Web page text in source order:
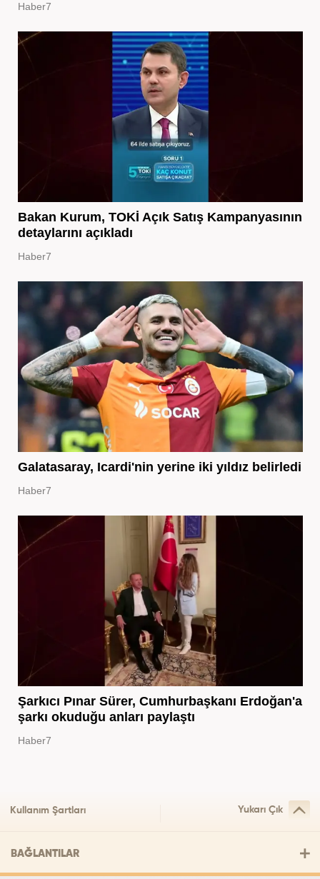
Haber7
Bakan Kurum, TOKİ Açık Satış Kampanyasının
detaylarını açıkladı
Haber7
Galatasaray, Icardi'nin yerine iki yıldız belirledi
Haber7
Şarkıcı Pınar Sürer, Cumhurbaşkanı Erdoğan'a
şarkı okuduğu anları paylaştı
Haber7
Kullanım Şartları Yukarı Çık
BAĞLANTILAR